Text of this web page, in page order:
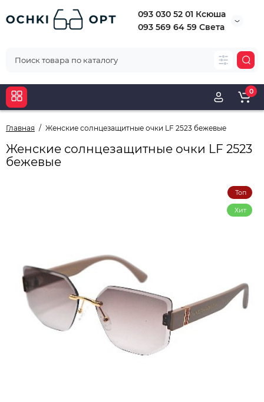
093 030 52 01 Ксюша
093 569 64 59 Света
0
Главная Женские солнцезащитные очки LF 2523 бежевые
Женские солнцезащитные очки LF 2523
бежевые
Топ
Хит